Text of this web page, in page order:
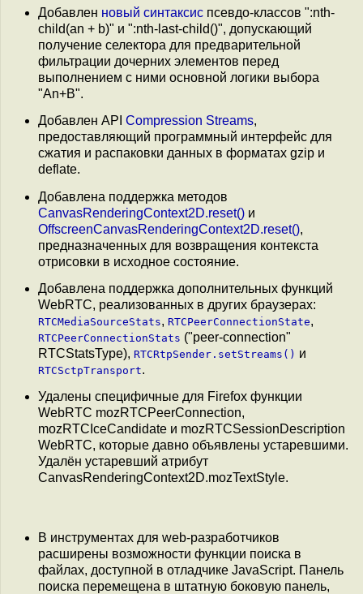
Добавлен новый синтаксис псевдо-классов ":nth-
child(an + b)" и ":nth-last-child()", допускающий
получение селектора для предварительной
фильтрации дочерних элементов перед
выполнением с ними основной логики выбора
"An+B".
Добавлен API Compression Streams,
предоставляющий программный интерфейс для
сжатия и распаковки данных в форматах gzip и
deflate.
Добавлена поддержка методов
CanvasRenderingContext2D.reset() и
OffscreenCanvasRenderingContext2D.reset(),
предназначенных для возвращения контекста
отрисовки в исходное состояние.
Добавлена поддержка дополнительных функций
WebRTC, реализованных в других браузерах:
RTCMediaSourceStats, RTCPeerConnectionState,
RTCPeerConnectionStats ("peer-connection"
RTCStatsType), RTCRtpSender.setStreams() и
RTCSctpTransport.
Удалены специфичные для Firefox функции
WebRTC mozRTCPeerConnection,
mozRTCIceCandidate и mozRTCSessionDescription
WebRTC, которые давно объявлены устаревшими.
Удалён устаревший атрибут
CanvasRenderingContext2D.mozTextStyle.
В инструментах для web-разработчиков
расширены возможности функции поиска в
файлах, доступной в отладчике JavaScript. Панель
поиска перемещена в штатную боковую панель,